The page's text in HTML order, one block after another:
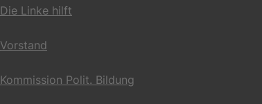
Die Linke hilft
Vorstand
Kommission Polit. Bildung